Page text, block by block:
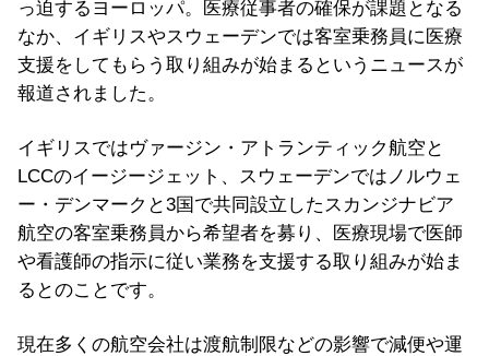
っ迫するヨーロッパ。医療従事者の確保が課題となる
なか、イギリスやスウェーデンでは客室乗務員に医療
支援をしてもらう取り組みが始まるというニュースが
報道されました。
イギリスではヴァージン・アトランティック航空と
LCCのイージージェット、スウェーデンではノルウェ
ー・デンマークと3国で共同設立したスカンジナビア
航空の客室乗務員から希望者を募り、医療現場で医師
や看護師の指示に従い業務を支援する取り組みが始ま
るとのことです。
現在多くの航空会社は渡航制限などの影響で減便や運